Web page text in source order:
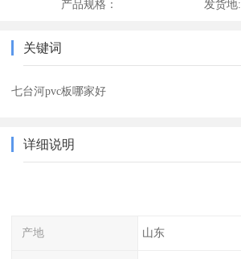
产品规格： 发货地:
关键词
七台河pvc板哪家好
详细说明
产地 山东